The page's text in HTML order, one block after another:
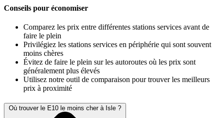
Conseils pour économiser
Comparez les prix entre différentes stations services avant de
faire le plein
Privilégiez les stations services en périphérie qui sont souvent
moins chères
Évitez de faire le plein sur les autoroutes où les prix sont
généralement plus élevés
Utilisez notre outil de comparaison pour trouver les meilleurs
prix à proximité
Où trouver le E10 le moins cher à Isle ?